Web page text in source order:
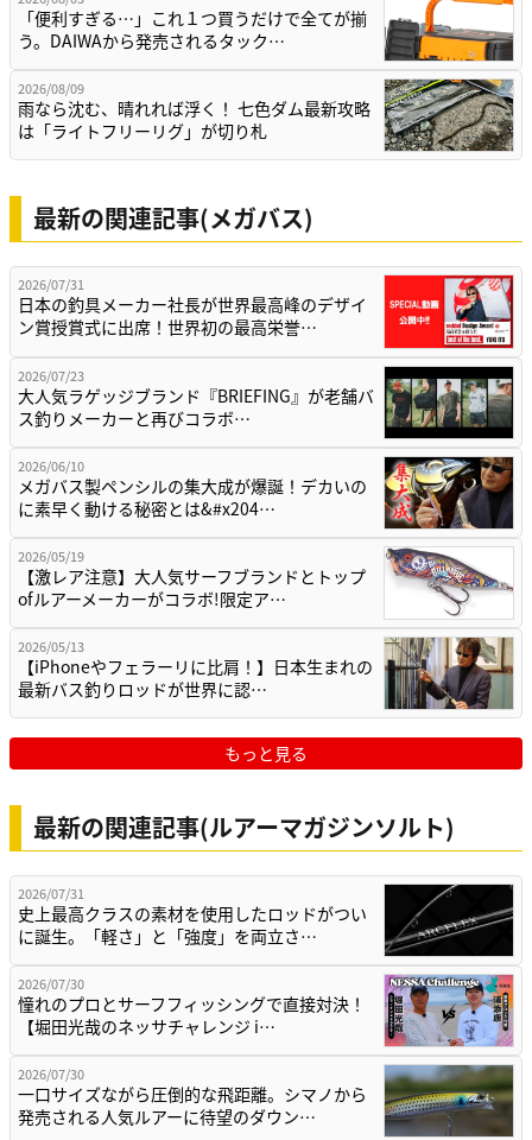
「便利すぎる…」これ１つ買うだけで全てが揃
う。DAIWAから発売されるタック…
2026/08/09
雨なら沈む、晴れれば浮く！ 七色ダム最新攻略
は「ライトフリーリグ」が切り札
最新の関連記事(メガバス)
2026/07/31
日本の釣具メーカー社長が世界最高峰のデザイ
ン賞授賞式に出席！世界初の最高栄誉…
2026/07/23
大人気ラゲッジブランド『BRIEFING』が老舗バ
ス釣りメーカーと再びコラボ…
2026/06/10
メガバス製ペンシルの集大成が爆誕！デカいの
に素早く動ける秘密とは&#x204…
2026/05/19
【激レア注意】大人気サーフブランドとトップ
ofルアーメーカーがコラボ!限定ア…
2026/05/13
【iPhoneやフェラーリに比肩！】日本生まれの
最新バス釣りロッドが世界に認…
もっと見る
最新の関連記事(ルアーマガジンソルト)
2026/07/31
史上最高クラスの素材を使用したロッドがつい
に誕生。「軽さ」と「強度」を両立さ…
2026/07/30
憧れのプロとサーフフィッシングで直接対決！
【堀田光哉のネッサチャレンジ i…
2026/07/30
一口サイズながら圧倒的な飛距離。シマノから
発売される人気ルアーに待望のダウン…